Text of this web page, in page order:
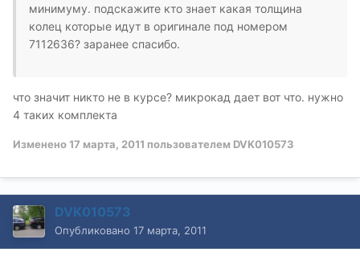
минимуму. подскажите кто знает какая толщина
колец которые идут в оригинале под номером
7112636? заранее спасибо.
что значит никто не в курсе? микрокад дает вот что. нужно
4 таких комплекта
Изменено17 марта, 2011 пользователем DVK010573
DVK010573
Опубликовано 17 марта, 2011